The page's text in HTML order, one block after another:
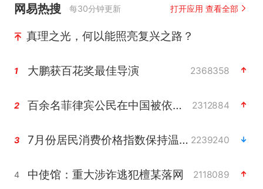
网易热搜 每30分钟更新 打开应用 查看全部
真理之光，何以能照亮复兴之路？
1 大鹏获百花奖最佳导演 2368358
2 百余名菲律宾公民在中国被依法处理 2312884
3 7月份居民消费价格指数保持温和上涨 2239240
4 中使馆：重大涉诈逃犯檀某落网 2118089